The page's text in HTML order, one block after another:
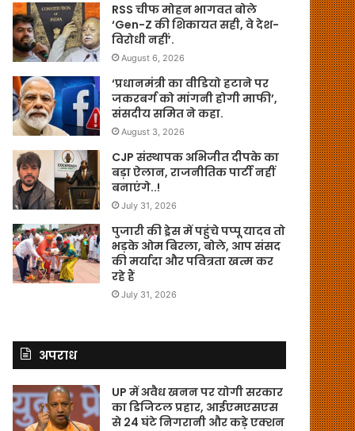
RSS चीफ मोहन भागवत बोले
‘Gen-Z की शिकायत सही, वे देश-
विरोधी नहीं’.
August 6, 2026
‘प्रधानमंत्री का वीडियो हटाने पर
जकरबर्ग को मांगनी होगी माफी’,
संसदीय समित ने कहा.
August 3, 2026
CJP संस्थापक अभिजीत दीपके का
बड़ा ऐलान, राजनीतिक पार्टी नहीं
बनाएंगे..!
July 31, 2026
पुजारी की ड्रेस में पहुंचे पप्पू यादव तो
भड़के ओम बिरला, बोले, आप संसद
की मर्यादा और पवित्रता खत्म कर
रहे हैं
July 31, 2026
अपराध
UP में अवैध खनन पर योगी सरकार
का डिजिटल प्रहार, आईएमएसएस
से 24 घंटे निगरानी और कड़े एक्शन